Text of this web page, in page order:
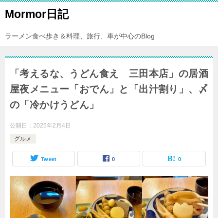
Mormor日記
ラーメン食べ歩き＆料理、旅行、車が中心のBlog
「考えるな、うどん食え 三田本店」の居酒
屋夜メニュー「おでん」と「出汁割り」、〆
の「冷かけうどん」
公開日： 2025年2月4日
グルメ
Tweet 0 0